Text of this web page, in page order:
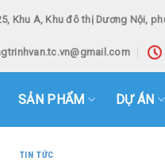
Khu A, Khu đô thị Dương Nội,
SẢN PHẨM DỰ ÁN
TIN TỨC